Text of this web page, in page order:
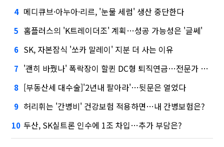
4 메디큐브·아누아·리르, '눈물 세럼' 생산 중단한다
5 홈플러스의 'K트레이더조' 계획…성공 가능성은 '글쎄'
6 SK, 자본잠식 '쏘카 말레이' 지분 더 사는 이유
7 '괜히 바꿨나' 폭락장이 할퀸 DC형 퇴직연금…전문가 조언은
8 [부동산세 대수술]'2년내 팔아라'…뒷문은 열었다
9 허리휘는 '간병비' 건강보험 적용하면…내 간병보험은?
10 두산, SK실트론 인수에 1조 차입…추가 부담은?